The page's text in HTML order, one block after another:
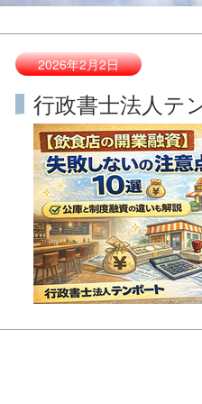
2026年2月2日
行政書士法人テ